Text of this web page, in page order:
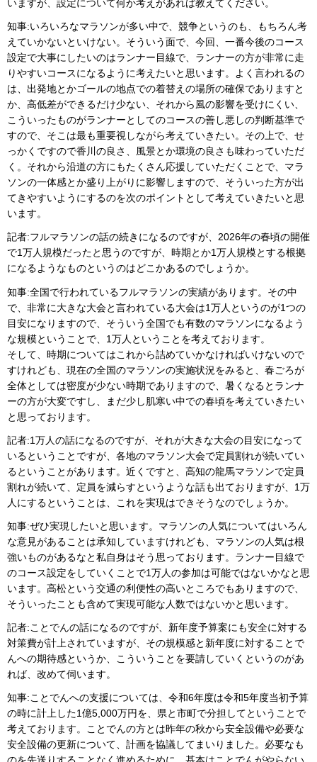
いますが、設定について何か考えがあれば教えてください。
知事:いろいろなマラソンが多い中で、競争というのも、もちろん考
えていかないといけない。そういう面で、今回、一番今後のコース
設定で大事にしたいのはランナー目線で、ランナーの方が非常に走
りやすいコースになるように考えたいと思います。よく言われるの
は、出発地とかゴールの地点での着替えの場所の確保でありますと
か、高低差ができるだけ少ない、それから風の影響を受けにくい、
こういったものがランナーとしてのコースの善し悪しの判断基準で
すので、そこは最も重要視しながら考えていきたい。その上で、せ
っかくですので香川の良さ、風景とか環境の良さも味わっていただ
く。それから沿道の方にもたくさん応援していただくことで、マラ
ソンの一体感とか盛り上がりに影響しますので、そういった方が出
てきやすいようにするのを次のポイントとして考えていきたいと思
います。
記者:フルマラソンの話の続きになるのですが、2026年の春頃の開催
で1万人規模だったと思うのですが、時期とか1万人規模とする根拠
になるようなものというのはどこかあるのでしょうか。
知事:全国で行われているフルマラソンの実績があります。その中
で、非常に大きな大会と言われている大会は1万人というのが1つの
目安になりますので、そういう全国でも有数のマラソンになるよう
な規模ということで、1万人ということを考えております。
そして、時期についてはこれから詰めていかなければいけないので
すけれども、現在の全国のマラソンの実施状況をみると、春ごろが
全体としては密度が少ない時期でありますので、暑くなるとランナ
ーの方が大変ですし、まだ少し肌寒い中での春頃を考えていきたい
と思っております。
記者:1万人の話になるのですが、それが大きな大会の目安になって
いるということですが、各地のマラソン大会で定員割れが続いてい
るということがあります。近くですと、高知の龍馬マラソンで定員
割れが続いて、定員を減らすというような話も出ておりますが、1万
人にするということは、これを実現はできそうなのでしょうか。
知事:ぜひ実現したいと思います。マラソンの人気についてはいろん
な意見があることは承知していますけれども、マラソンの人気は根
強いものがあるなと私自身はそう思っております。ランナー目線で
のコース設定をしていくことで1万人の参加は可能ではないかなと思
います。高松という交通の利便性の高いところでもありますので、
そういったことも含めて実現可能な人数ではないかと思います。
記者:ことでんの話になるのですが、新年度予算案にも安全に対する
対策費が計上されていますが、その規模感と新年度に対することで
んへの期待感というか、こういうことを要請していくというのがあ
れば、改めて伺います。
知事:ことでんへの支援については、令和6年度は令和5年度当初予算
の時に計上した1億5,000万円を、県と市町で分担してということで
考えております。ことでんの方とは昨年の秋から安全設備や必要な
安全設備の更新について、計画を協議してまいりました。必要なも